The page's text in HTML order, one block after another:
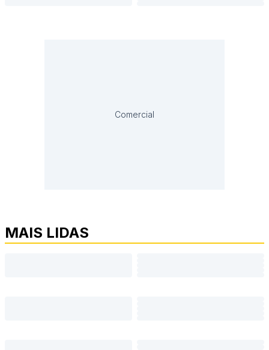
Comercial
MAIS LIDAS